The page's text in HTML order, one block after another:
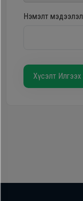
Нэмэлт мэдээлэл
Хүсэлт Илгээх